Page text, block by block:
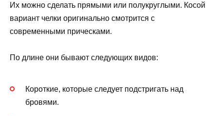
Их можно сделать прямыми или полукруглыми. Косой
вариант челки оригинально смотрится с
современными прическами.
По длине они бывают следующих видов:
Короткие, которые следует подстригать над
бровями.